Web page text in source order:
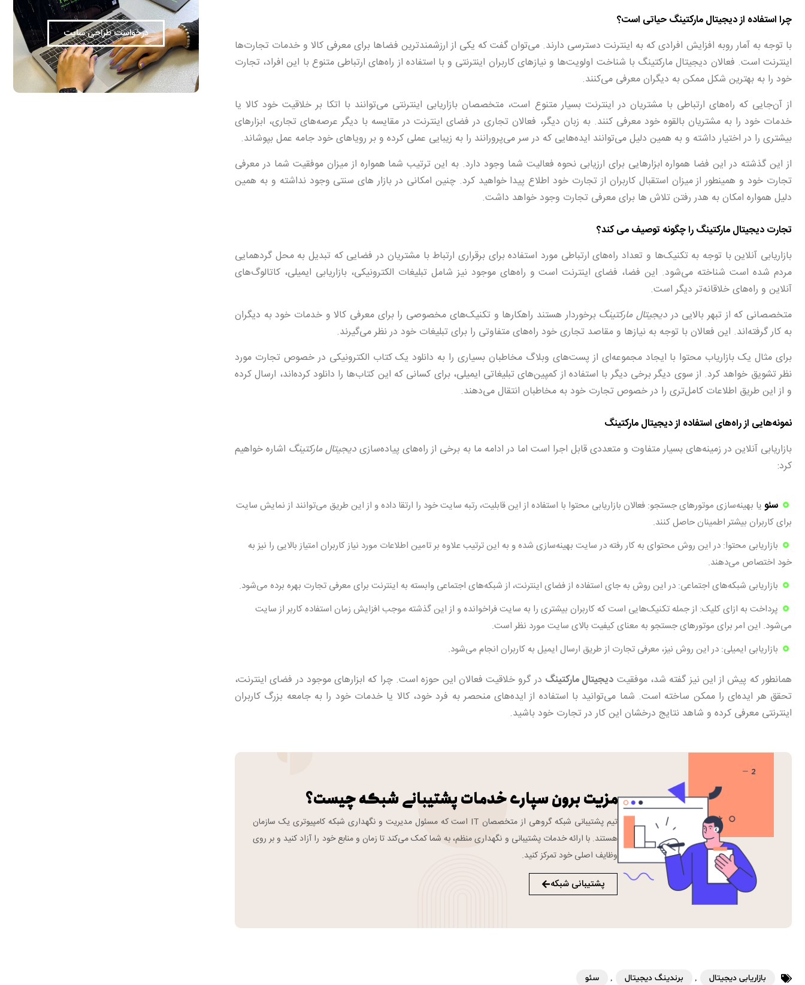
چرا استفاده از دیجیتال مارکتینگ حیاتی است؟
با توجه به آمار روبه افزایش افرادی که به اینترنت دسترسی دارند. می‌توان گفت که یکی از ارزشمندترین فضاها برای معرفی کالا و خدمات تجارت‌ها
اینترنت است. فعالان دیجیتال مارکتینگ با شناخت اولویت‌ها و نیازهای کاربران اینترنتی و با استفاده از راه‌های ارتباطی متنوع با این افراد، تجارت
خود را به بهترین شکل ممکن به دیگران معرفی می‌کنند.
از آن‌جایی که راه‌های ارتباطی با مشتریان در اینترنت بسیار متنوع است، متخصصان بازاریابی اینترنتی می‌توانند با اتکا بر خلاقیت خود کالا یا
خدمات خود را به مشتریان بالقوه خود معرفی کنند. به زبان دیگر، فعالان تجاری در فضای اینترنت در مقایسه با دیگر عرصه‌های تجاری، ابزارهای
بیشتری را در اختیار داشته و به همین دلیل می‌توانند ایده‌هایی که در سر می‌پرورانند را به زیبایی عملی کرده و بر رویاهای خود جامه عمل بپوشاند.
از این گذشته در این فضا همواره ابزارهایی برای ارزیابی نحوه فعالیت شما وجود دارد. به این ترتیب شما همواره از میزان موفقیت شما در معرفی
تجارت خود و همینطور از میزان استقبال کاربران از تجارت خود اطلاع پیدا خواهید کرد. چنین امکانی در بازار های سنتی وجود نداشته و به همین
دلیل همواره امکان به هدر رفتن تلاش ها برای معرفی تجارت وجود خواهد داشت.
تجارت دیجیتال مارکتینگ را چگونه توصیف می کند؟
بازاریابی آنلاین با توجه به تکنیک‌ها و تعداد راه‌های ارتباطی مورد استفاده برای برقراری ارتباط با مشتریان در فضایی که تبدیل به محل گردهمایی
مردم شده است شناخته می‌شود. این فضا، فضای اینترنت است و راه‌های موجود نیز شامل تبلیغات الکترونیکی، بازاریابی ایمیلی، کاتالوگ‌های
آنلاین و راه‌های خلاقانه‌تر دیگر است.
متخصصانی که از تبهر بالایی دردیجیتال مارکتینگ برخوردار هستند راهکارها و تکنیک‌های مخصوصی را برای معرفی کالا و خدمات خود به دیگران
به کار گرفته‌اند. این فعالان با توجه به نیازها و مقاصد تجاری خود راه‌های متفاوتی را برای تبلیغات خود در نظر می‌گیرند.
برای مثال یک بازاریاب محتوا با ایجاد مجموعه‌ای از پست‌های وبلاگ مخاطبان بسیاری را به دانلود یک کتاب الکترونیکی در خصوص تجارت مورد
نظر تشویق خواهد کرد. از سوی دیگر برخی دیگر با استفاده از کمپین‌های تبلیغاتی ایمیلی، برای کسانی که این کتاب‌ها را دانلود کرده‌اند، ارسال کرده
و از این طریق اطلاعات کامل‌تری را در خصوص تجارت خود به مخاطبان انتقال می‌دهند.
نمونه‌هایی از راه‌های استفاده از دیجیتال مارکتینگ
بازاریابی آنلاین در زمینه‌های بسیار متفاوت و متعددی قابل اجرا است اما در ادامه ما به برخی از راه‌های پیاده‌سازیدیجیتال مارکتینگ اشاره خواهیم
کرد:
سئو یا بهینه‌سازی موتورهای جستجو: فعالان بازاریابی محتوا با استفاده از این قابلیت، رتبه سایت خود را ارتقا داده و از این طریق می‌توانند از نمایش سایت
برای کاربران بیشتر اطمینان حاصل کنند.
بازاریابی محتوا: در این روش محتوای به کار رفته در سایت بهینه‌سازی شده و به این ترتیب علاوه بر تامین اطلاعات مورد نیاز کاربران امتیاز بالایی را نیز به
خود اختصاص می‌دهند.
بازاریابی شبکه‌های اجتماعی: در این روش به جای استفاده از فضای اینترنت، از شبکه‌های اجتماعی وابسته به اینترنت برای معرفی تجارت بهره برده می‌شود.
پرداخت به ازای کلیک: از جمله تکنیک‌هایی است که کاربران بیشتری را به سایت فراخوانده و از این گذشته موجب افزایش زمان استفاده کاربر از سایت
می‌شود. این امر برای موتورهای جستجو به معنای کیفیت بالای سایت مورد نظر است.
بازاریابی ایمیلی: در این روش نیز، معرفی تجارت از طریق ارسال ایمیل به کاربران انجام می‌شود.
همانطور که پیش از این نیز گفته شد، موفقیت دیجیتال مارکتینگ در گرو خلاقیت فعالان این حوزه است. چرا که ابزارهای موجود در فضای اینترنت،
تحقق هر ایده‌ای را ممکن ساخته است. شما می‌توانید با استفاده از ایده‌های منحصر به فرد خود، کالا یا خدمات خود را به جامعه بزرگ کاربران
اینترنتی معرفی کرده و شاهد نتایج درخشان این کار در تجارت خود باشید.
مزیت برون سپاری خدمات پشتیبانی شبکه چیست؟
تیم پشتیبانی شبکه گروهی از متخصصان IT است که مسئول مدیریت و نگهداری شبکه کامپیوتری یک سازمان
هستند. با ارائه خدمات پشتیبانی و نگهداری منظم، به شما کمک می‌کند تا زمان و منابع خود را آزاد کنید و بر روی
وظایف اصلی خود تمرکز کنید.
پشتیبانی شبکه
بازاریابی دیجیتال , برندینگ دیجیتال , سئو
درخواست طراحی سایت